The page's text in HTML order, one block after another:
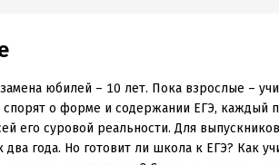
юбилей – 10 лет. Пока взрослые –
спорят о форме и содержании ЕГЭ, каждый
его суровой реальности. Для
года. Но готовит ли школа к ЕГЭ? Как